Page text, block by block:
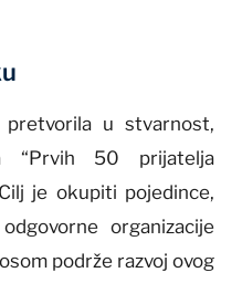
u stvarnost,
“Prvih 50 prijatelja
je okupiti pojedince,
organizacije
podrže razvoj ovog